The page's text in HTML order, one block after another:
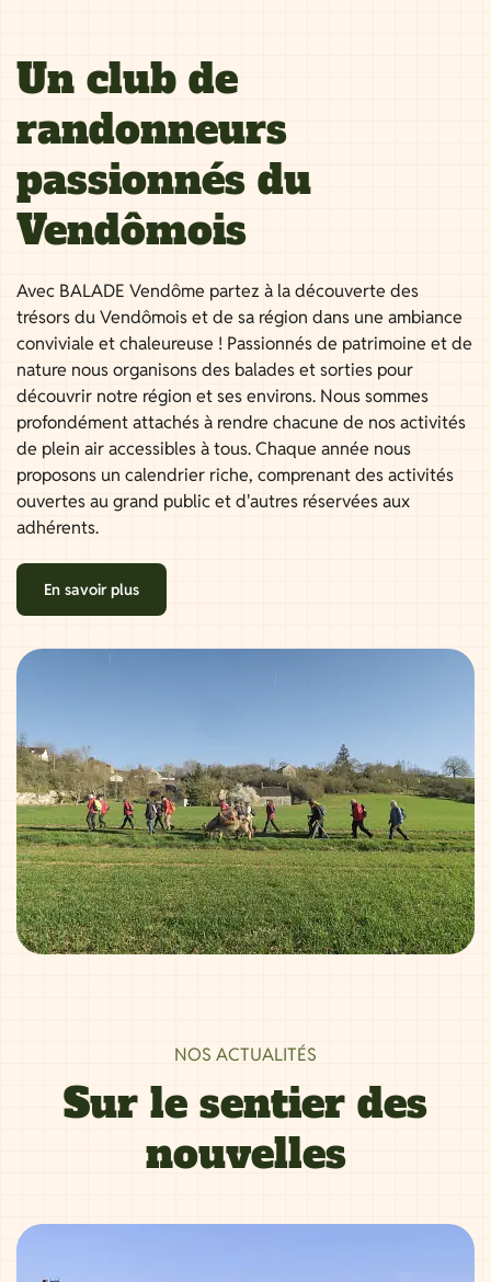
Un club de
randonneurs
passionnés du
Vendômois
Avec BALADE Vendôme partez à la découverte des
trésors du Vendômois et de sa région dans une ambiance
conviviale et chaleureuse ! Passionnés de patrimoine et de
nature nous organisons des balades et sorties pour
découvrir notre région et ses environs. Nous sommes
profondément attachés à rendre chacune de nos activités
de plein air accessibles à tous. Chaque année nous
proposons un calendrier riche, comprenant des activités
ouvertes au grand public et d'autres réservées aux
adhérents.
En savoir plus
NOS ACTUALITÉS
Sur le sentier des
nouvelles